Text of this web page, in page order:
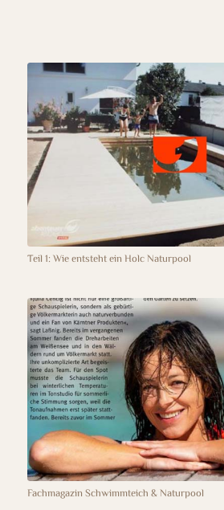
Teil 1: Wie entsteht ein Holc Naturpool
Fachmagazin Schwimmteich & Naturpool